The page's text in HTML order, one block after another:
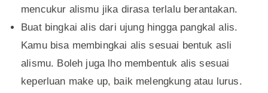
mencukur alismu jika dirasa terlalu berantakan.
Buat bingkai alis dari ujung hingga pangkal alis.
Kamu bisa membingkai alis sesuai bentuk asli
alismu. Boleh juga lho membentuk alis sesuai
keperluan make up, baik melengkung atau lurus.